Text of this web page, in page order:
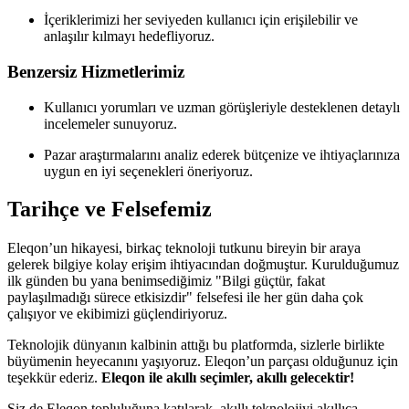
İçeriklerimizi her seviyeden kullanıcı için erişilebilir ve
anlaşılır kılmayı hedefliyoruz.
Benzersiz Hizmetlerimiz
Kullanıcı yorumları ve uzman görüşleriyle desteklenen detaylı
incelemeler sunuyoruz.
Pazar araştırmalarını analiz ederek bütçenize ve ihtiyaçlarınıza
uygun en iyi seçenekleri öneriyoruz.
Tarihçe ve Felsefemiz
Eleqon’un hikayesi, birkaç teknoloji tutkunu bireyin bir araya
gelerek bilgiye kolay erişim ihtiyacından doğmuştur. Kurulduğumuz
ilk günden bu yana benimsediğimiz "Bilgi güçtür, fakat
paylaşılmadığı sürece etkisizdir" felsefesi ile her gün daha çok
çalışıyor ve ekibimizi güçlendiriyoruz.
Teknolojik dünyanın kalbinin attığı bu platformda, sizlerle birlikte
büyümenin heyecanını yaşıyoruz. Eleqon’un parçası olduğunuz için
teşekkür ederiz. Eleqon ile akıllı seçimler, akıllı gelecektir!